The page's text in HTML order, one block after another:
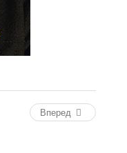
Вперед